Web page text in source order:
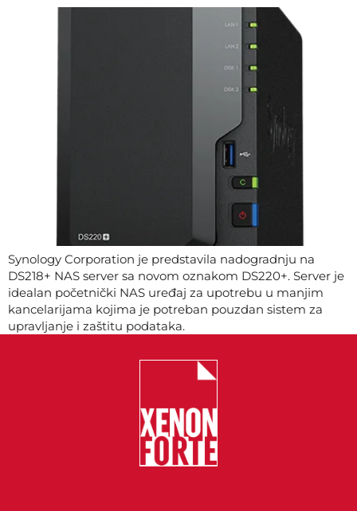
Synology Corporation je predstavila nadogradnju na
DS218+ NAS server sa novom oznakom DS220+. Server je
idealan početnički NAS uređaj za upotrebu u manjim
kancelarijama kojima je potreban pouzdan sistem za
upravljanje i zaštitu podataka.